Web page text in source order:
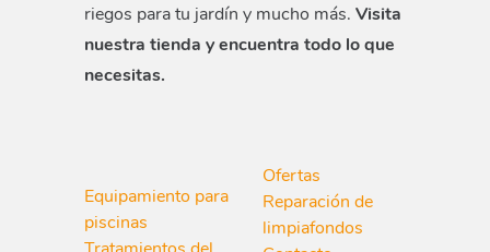
riegos para tu jardín y mucho más. Visita
nuestra tienda y encuentra todo lo que
necesitas.
Equipamiento para
piscinas
Ofertas
Reparación de
limpiafondos